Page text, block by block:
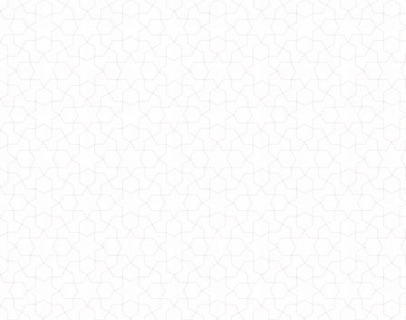
Стильний жіночий пуховик ковдра з високим коміром
930.00грн.